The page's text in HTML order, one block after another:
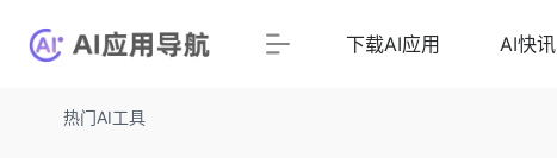
热门AI工具
下载AI应用 AI快讯